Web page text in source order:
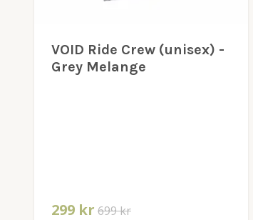
VOID Ride Crew (unisex) -
Grey Melange
299 kr 699 kr